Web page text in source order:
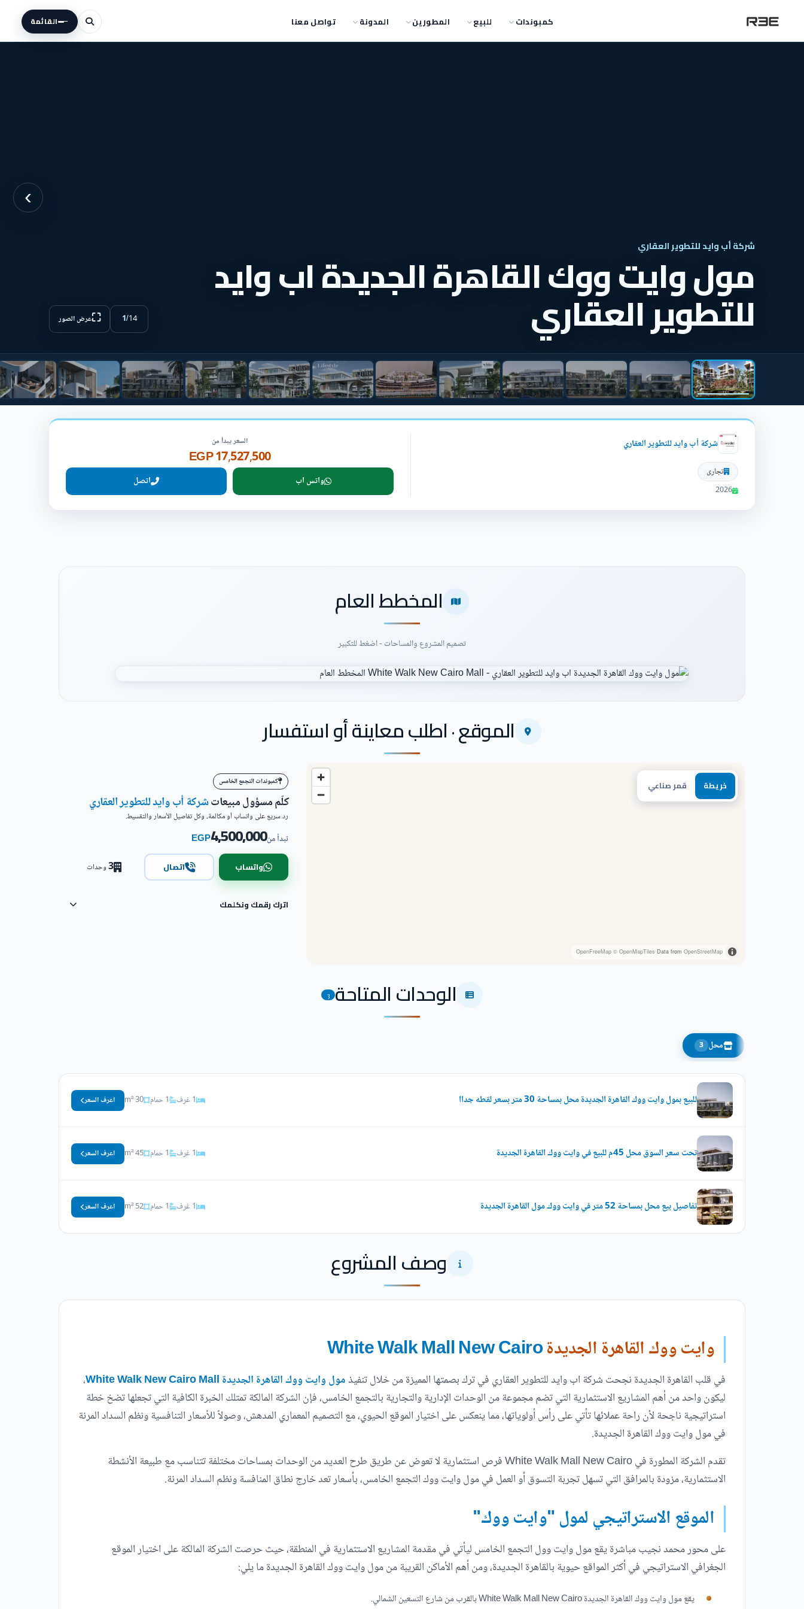
كمبوندات للبيع المطورين المدونة تواصل معنا القائمة
›
شركة أب وايد للتطوير العقاري
مول وايت ووك القاهرة الجديدة اب وايد
للتطوير العقاري 1/14
⛶عرض الصور
شركة أب وايد للتطوير العقاري
تجارى
2026
السعر يبدأ من
17,527,500 EGP
واتس اب اتصل
المخطط العام
تصميم المشروع والمساحات - اضغط للتكبير
الموقع · اطلب معاينة أو استفسار
خريطة قمر صناعي
OpenFreeMap © OpenMapTiles Data from OpenStreetMap
كمبوندات التجمع الخامس
كلّم مسؤول مبيعاتشركة أب وايد للتطوير العقاري
رد سريع على واتساب أو مكالمة، وكل تفاصيل الأسعار والتقسيط.
تبدأ من4,500,000
EGP
واتساب اتصال 3وحدات
اترك رقمك ونكلمك
الوحدات المتاحة 3
محل 3
للبيع بمول وايت ووك القاهرة الجديدة محل بمساحة 30 متر بسعر لقطه جداا 1 غرف 1 حمام 30 m² اعرف السعر
تحت سعر السوق محل 45م للبيع في وايت ووك القاهرة الجديدة 1 غرف 1 حمام 45 m² اعرف السعر
تفاصيل بيع محل بمساحة 52 متر في وايت ووك مول القاهرة الجديدة 1 غرف 1 حمام 52 m² اعرف السعر
وصف المشروع
وايت ووك القاهرة الجديدةWhite Walk Mall New Cairo
في قلب القاهرة الجديدة نجحت شركة اب وايد للتطوير العقاري في ترك بصمتها المميزة من خلال تنفيذمول وايت ووك القاهرة الجديدة White Walk New Cairo Mall
،
ليكون واحد من أهم المشاريع الاستثمارية التي تضم مجموعة من الوحدات الإدارية والتجارية بالتجمع الخامس، فإن الشركة المالكة تمتلك الخبرة الكافية التي تجعلها تضخ خطة
استراتيجية ناجحة لأن راحة عملائها تأتي على رأس أولوياتها، مما ينعكس على اختيار الموقع الحيوي، مع التصميم المعماري المدهش، وصولاً للأسعار التنافسية ونظم السداد المرنة
في مول وايت ووك القاهرة الجديدة.
تقدم الشركة المطورة في White Walk Mall New Cairo فرص استثمارية لا تعوض عن طريق طرح العديد من الوحدات بمساحات مختلفة تتناسب مع طبيعة الأنشطة
الاستثمارية، مزودة بالمرافق التي تسهل تجربة التسوق أو العمل في مول وايت ووك التجمع الخامس، بأسعار تعد خارج نطاق المنافسة ونظم السداد المرنة.
الموقع الاستراتيجي لمول "وايت ووك"
على محور محمد نجيب مباشرة يقع مول وايت وول التجمع الخامس ليأتي في مقدمة المشاريع الاستثمارية في المنطقة، حيث حرصت الشركة المالكة على اختيار الموقع
الجغرافي الاستراتيجي في أكثر المواقع حيوية بالقاهرة الجديدة، ومن أهم الأماكن القريبة من مول وايت ووك القاهرة الجديدة ما يلي:
يقع مول وايت ووك القاهرة الجديدة White Walk Mall New Cairo بالقرب من شارع التسعين الشمالي.